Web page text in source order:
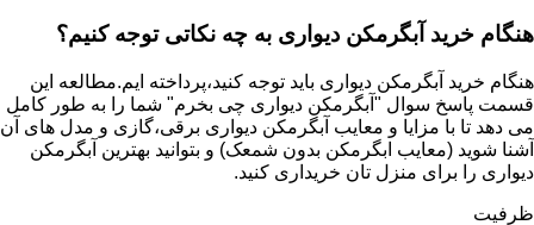
هنگام خرید آبگرمکن دیواری به چه نکاتی توجه کنیم؟
هنگام خرید آبگرمکن دیواری باید توجه کنید،پرداخته ایم.مطالعه این
قسمت پاسخ سوال "آبگرمکن دیواری چی بخرم" شما را به طور کامل
می دهد تا با مزایا و معایب آبگرمکن دیواری برقی،گازی و مدل های آن
آشنا شوید (معایب ابگرمکن بدون شمعک) و بتوانید بهترین آبگرمکن
دیواری را برای منزل تان خریداری کنید.
ظرفیت